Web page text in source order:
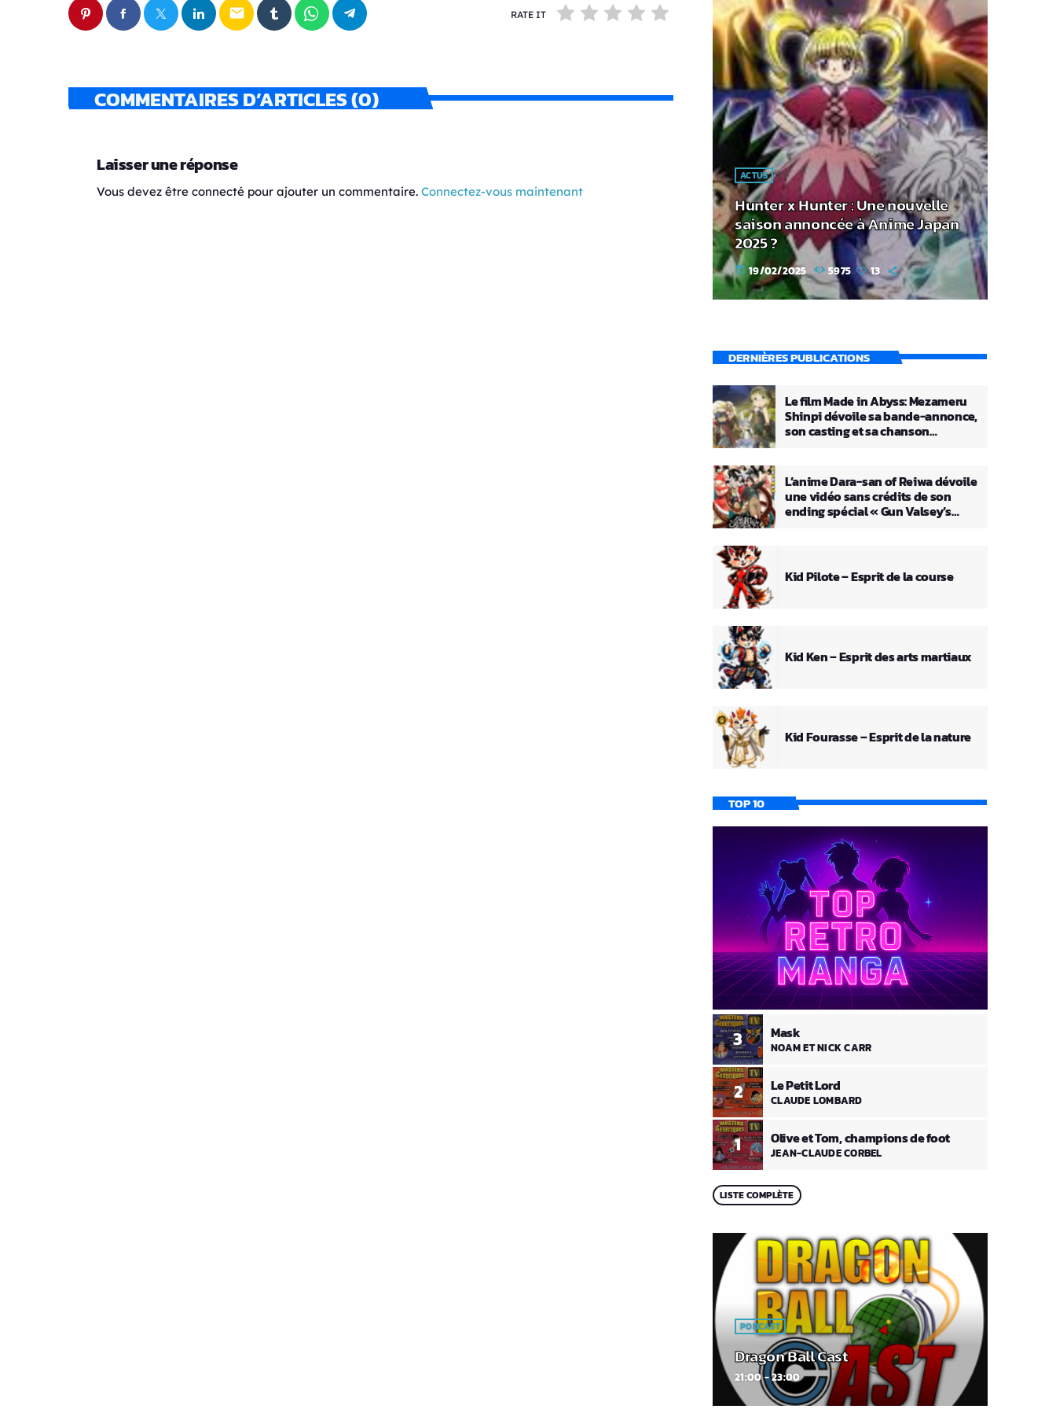
email RATE IT
COMMENTAIRES D’ARTICLES (0)
Laisser une réponse
Vous devez être connecté pour ajouter un commentaire. Connectez-vous maintenant
ACTUS
Hunter x Hunter : Une nouvelle
saison annoncée à Anime Japan
2025 ?
today 19/02/2025 5975 13
DERNIÈRES PUBLICATIONS
Le film Made in Abyss: Mezameru
Shinpi dévoile sa bande-annonce,
son casting et sa chanson
L’anime Dara-san of Reiwa dévoile
une vidéo sans crédits de son
ending spécial « Gun Valsey’s
Kid Pilote – Esprit de la course
Kid Ken – Esprit des arts martiaux
Kid Fourasse – Esprit de la nature
TOP 10
1 Olive et Tom, champions de foot
JEAN-CLAUDE CORBEL
2 Le Petit Lord
CLAUDE LOMBARD
3 Mask
NOAM ET NICK CARR
LISTE COMPLÈTE
PODCAST
Dragon Ball Cast
21:00 - 23:00